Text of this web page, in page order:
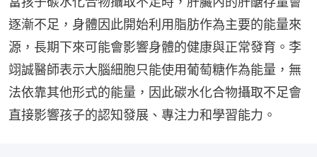
逐漸不足，身體因此開始利用脂肪作為主要的能量來
源，長期下來可能會影響身體的健康與正常發育。李
翊誠醫師表示大腦細胞只能使用葡萄糖作為能量，無
法依靠其他形式的能量，因此碳水化合物攝取不足會
直接影響孩子的認知發展、專注力和學習能力。